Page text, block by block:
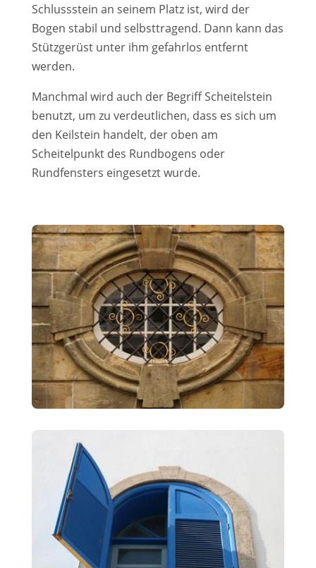
Schlussstein an seinem Platz ist, wird der
Bogen stabil und selbsttragend. Dann kann das
Stützgerüst unter ihm gefahrlos entfernt
werden.
Manchmal wird auch der Begriff Scheitelstein
benutzt, um zu verdeutlichen, dass es sich um
den Keilstein handelt, der oben am
Scheitelpunkt des Rundbogens oder
Rundfensters eingesetzt wurde.